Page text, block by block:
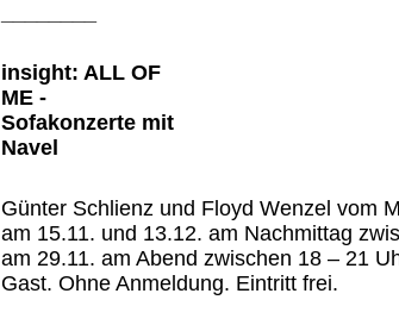
insight: ALL OF
ME -
Sofakonzerte mit
Navel
Günter Schlienz und Floyd Wenzel vom
am 15.11. und 13.12. am Nachmittag
am 29.11. am Abend zwischen 18 – 21
Gast. Ohne Anmeldung. Eintritt frei.